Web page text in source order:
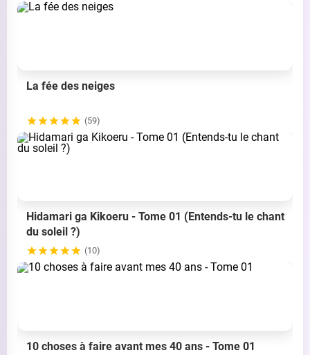
La fée des neiges
(59)
Hidamari ga Kikoeru - Tome 01 (Entends-tu le chant
du soleil ?)
(10)
10 choses à faire avant mes 40 ans - Tome 01